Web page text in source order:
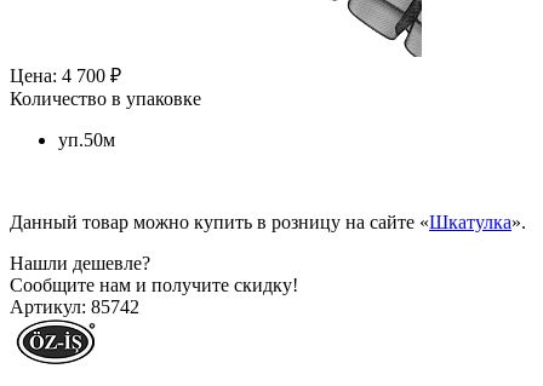
Цена: 4 700 ₽
Количество в упаковке
уп.50м
Данный товар можно купить в розницу на сайте «Шкатулка».
Нашли дешевле?
Сообщите нам и получите скидку!
Артикул: 85742